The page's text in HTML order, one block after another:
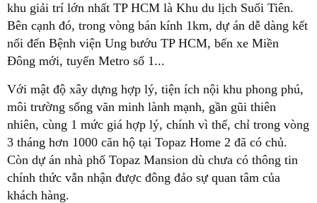
khu giải trí lớn nhất TP HCM là Khu du lịch Suối Tiên.
Bên cạnh đó, trong vòng bán kính 1km, dự án dễ dàng kết
nối đến Bệnh viện Ung bướu TP HCM, bến xe Miền
Đông mới, tuyến Metro số 1...
Với mật độ xây dựng hợp lý, tiện ích nội khu phong phú,
môi trường sống văn minh lành mạnh, gần gũi thiên
nhiên, cùng 1 mức giá hợp lý, chính vì thế, chỉ trong vòng
3 tháng hơn 1000 căn hộ tại Topaz Home 2 đã có chủ.
Còn dự án nhà phố Topaz Mansion dù chưa có thông tin
chính thức vẫn nhận được đông đảo sự quan tâm của
khách hàng.